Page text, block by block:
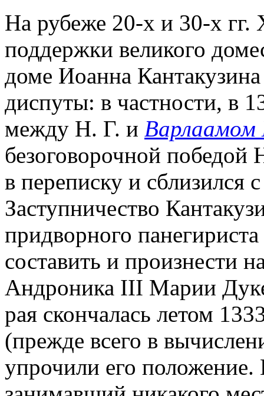
На рубеже 20-х и 30-х гг.
поддержки великого
доме Иоанна
диспуты: в частности, в
между Н. Г. и Варлаамом
безоговорочной
в переписку и
Заступничество
придворного
составить и произнести
Андроника III Марии
рая скончалась летом
(прежде всего в
упрочили его